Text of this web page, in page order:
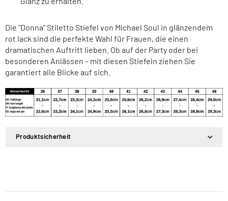
Die "Donna" Stiletto Stiefel von Michael Soul in glänzendem
rot lack sind die perfekte Wahl für Frauen, die einen
dramatischen Auftritt lieben. Ob auf der Party oder bei
besonderen Anlässen – mit diesen Stiefeln ziehen Sie
garantiert alle Blicke auf sich.
Produktsicherheit